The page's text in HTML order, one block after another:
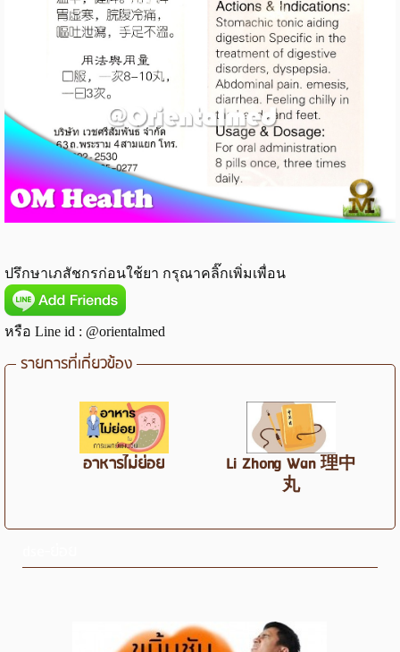
ปรึกษาเภสัชกรก่อนใช้ยา กรุณาคลิ๊กเพิ่มเพื่อน
หรือ Line id : @orientalmed
รายการที่เกี่ยวข้อง
อาหารไม่ย่อย
Li Zhong Wan 理中
丸